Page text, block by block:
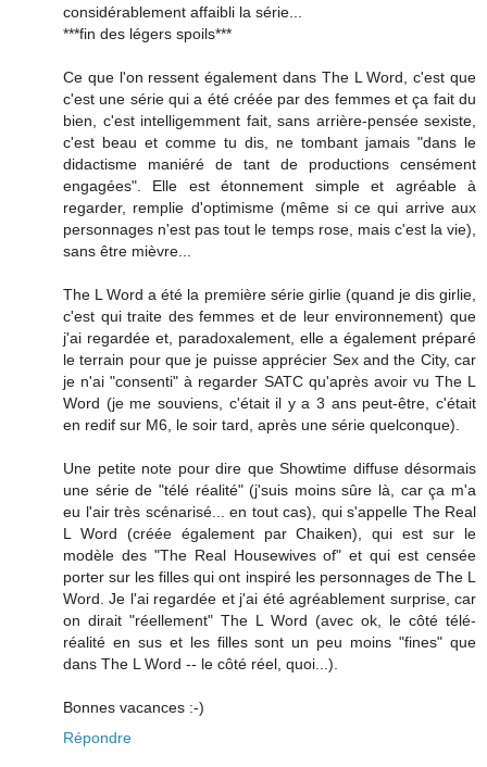
considérablement affaibli la série...
***fin des légers spoils***
Ce que l'on ressent également dans The L Word, c'est que
c'est une série qui a été créée par des femmes et ça fait du
bien, c'est intelligemment fait, sans arrière-pensée sexiste,
c'est beau et comme tu dis, ne tombant jamais "dans le
didactisme maniéré de tant de productions censément
engagées". Elle est étonnement simple et agréable à
regarder, remplie d'optimisme (même si ce qui arrive aux
personnages n'est pas tout le temps rose, mais c'est la vie),
sans être mièvre...
The L Word a été la première série girlie (quand je dis girlie,
c'est qui traite des femmes et de leur environnement) que
j'ai regardée et, paradoxalement, elle a également préparé
le terrain pour que je puisse apprécier Sex and the City, car
je n'ai "consenti" à regarder SATC qu'après avoir vu The L
Word (je me souviens, c'était il y a 3 ans peut-être, c'était
en redif sur M6, le soir tard, après une série quelconque).
Une petite note pour dire que Showtime diffuse désormais
une série de "télé réalité" (j'suis moins sûre là, car ça m'a
eu l'air très scénarisé... en tout cas), qui s'appelle The Real
L Word (créée également par Chaiken), qui est sur le
modèle des "The Real Housewives of" et qui est censée
porter sur les filles qui ont inspiré les personnages de The L
Word. Je l'ai regardée et j'ai été agréablement surprise, car
on dirait "réellement" The L Word (avec ok, le côté télé-
réalité en sus et les filles sont un peu moins "fines" que
dans The L Word -- le côté réel, quoi...).
Bonnes vacances :-)
Répondre